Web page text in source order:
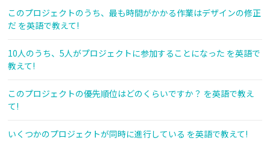
このプロジェクトのうち、最も時間がかかる作業はデザインの修正
だ を英語で教えて!
10人のうち、5人がプロジェクトに参加することになった を英語で
教えて!
このプロジェクトの優先順位はどのくらいですか？ を英語で教え
て!
いくつかのプロジェクトが同時に進行している を英語で教えて!